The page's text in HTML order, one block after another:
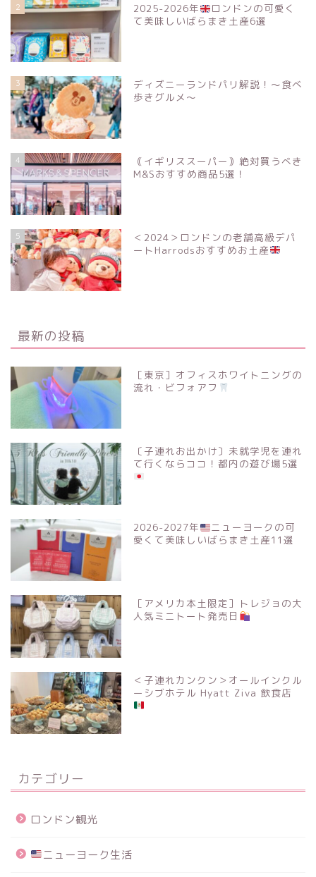
2 2025-2026年
ロンドンの可愛く
て美味しいばらまき土産6選
3
ディズニーランドパリ解説！〜食べ
歩きグルメ〜
4
｟イギリススーパー｠絶対買うべき
M&Sおすすめ商品5選！
5
＜2024＞ロンドンの老舗高級デパ
ートHarrodsおすすめお土産
最新の投稿
［東京］オフィスホワイトニングの
流れ・ビフォアフ
〔子連れお出かけ〕未就学児を連れ
て行くならココ！都内の遊び場5選
2026-2027年
ニューヨークの可
愛くて美味しいばらまき土産11選
［アメリカ本土限定］トレジョの大
人気ミニトート発売日
＜子連れカンクン＞オールインクル
ーシブホテル Hyatt Ziva 飲食店
カテゴリー
ロンドン観光
ニューヨーク生活